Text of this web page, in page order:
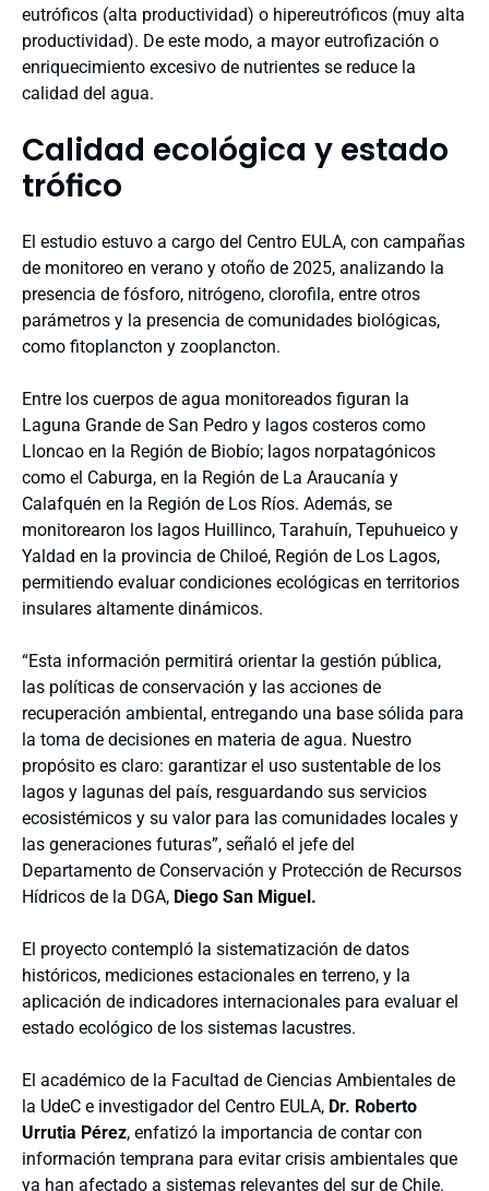
eutróficos (alta productividad) o hipereutróficos (muy alta
productividad). De este modo, a mayor eutrofización o
enriquecimiento excesivo de nutrientes se reduce la
calidad del agua.
Calidad ecológica y estado
trófico
El estudio estuvo a cargo del Centro EULA, con campañas
de monitoreo en verano y otoño de 2025, analizando la
presencia de fósforo, nitrógeno, clorofila, entre otros
parámetros y la presencia de comunidades biológicas,
como fitoplancton y zooplancton.
Entre los cuerpos de agua monitoreados figuran la
Laguna Grande de San Pedro y lagos costeros como
Lloncao en la Región de Biobío; lagos norpatagónicos
como el Caburga, en la Región de La Araucanía y
Calafquén en la Región de Los Ríos. Además, se
monitorearon los lagos Huillinco, Tarahuín, Tepuhueico y
Yaldad en la provincia de Chiloé, Región de Los Lagos,
permitiendo evaluar condiciones ecológicas en territorios
insulares altamente dinámicos.
“Esta información permitirá orientar la gestión pública,
las políticas de conservación y las acciones de
recuperación ambiental, entregando una base sólida para
la toma de decisiones en materia de agua. Nuestro
propósito es claro: garantizar el uso sustentable de los
lagos y lagunas del país, resguardando sus servicios
ecosistémicos y su valor para las comunidades locales y
las generaciones futuras”, señaló el jefe del
Departamento de Conservación y Protección de Recursos
Hídricos de la DGA, Diego San Miguel.
El proyecto contempló la sistematización de datos
históricos, mediciones estacionales en terreno, y la
aplicación de indicadores internacionales para evaluar el
estado ecológico de los sistemas lacustres.
El académico de la Facultad de Ciencias Ambientales de
la UdeC e investigador del Centro EULA, Dr. Roberto
Urrutia Pérez, enfatizó la importancia de contar con
información temprana para evitar crisis ambientales que
ya han afectado a sistemas relevantes del sur de Chile.